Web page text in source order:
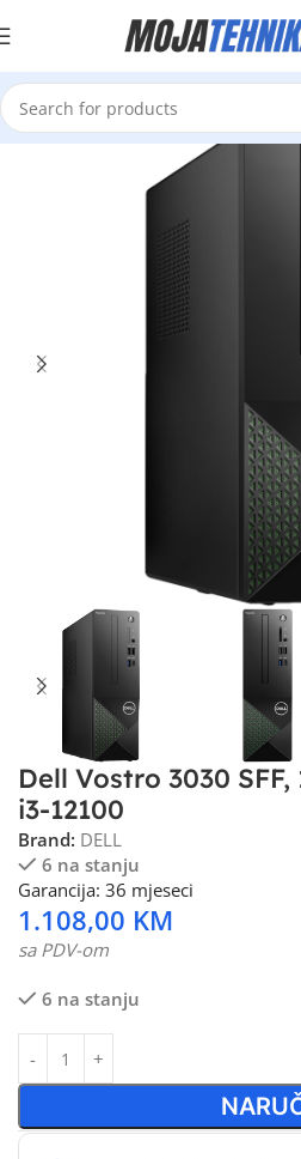
Dell Vostro 3030
i3-12100
Brand: DELL
6 na stanju
Garancija: 36 mjeseci
1.108,00 KM
sa PDV-om
6 na stanju